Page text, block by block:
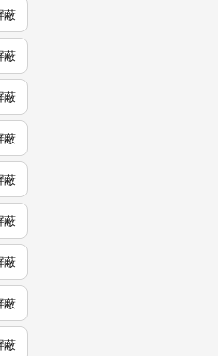
蔽
蔽
蔽
蔽
蔽
蔽
蔽
蔽
蔽